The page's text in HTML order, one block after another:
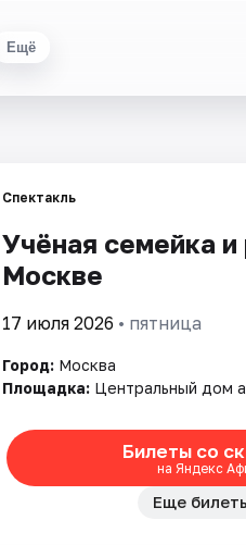
Ещё
Спектакль
Учёная семейка
Москве
17 июля 2026 • пятница
Город: Москва
Площадка: Центральный дом
Билеты со
на Яндекс
Еще